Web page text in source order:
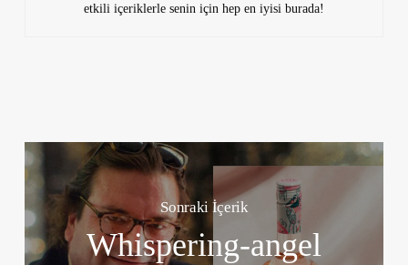
etkili içeriklerle senin için hep en iyisi burada!
Sonraki İçerik
Whispering-angel